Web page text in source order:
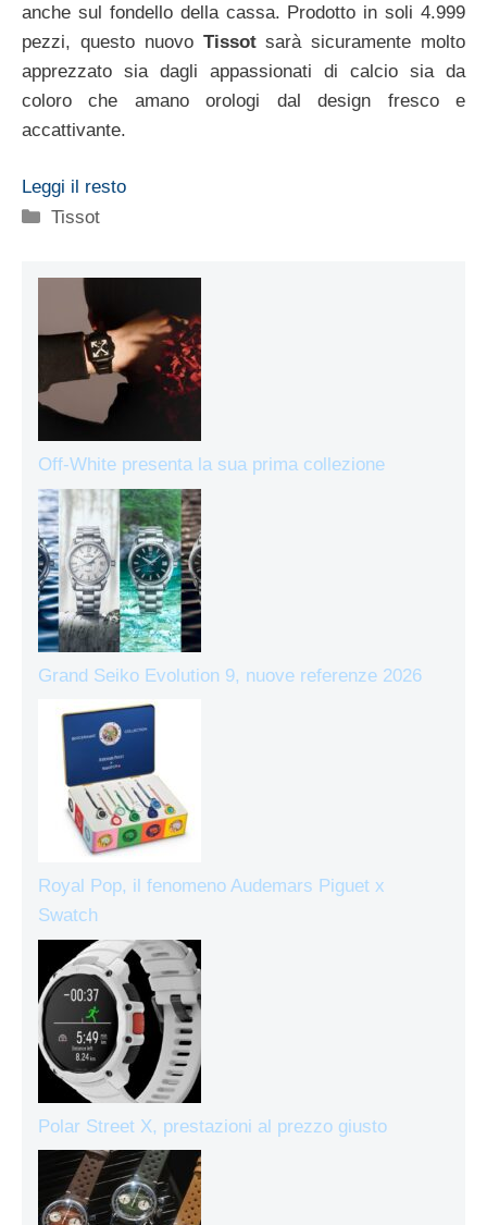
anche sul fondello della cassa. Prodotto in soli 4.999
pezzi, questo nuovo Tissotsarà sicuramente molto
apprezzato sia dagli appassionati di calcio sia da
coloro che amano orologi dal design fresco e
accattivante.
Leggi il resto
Categorie
Tissot
Off-White presenta la sua prima collezione
Grand Seiko Evolution 9, nuove referenze 2026
Royal Pop, il fenomeno Audemars Piguet x
Swatch
Polar Street X, prestazioni al prezzo giusto